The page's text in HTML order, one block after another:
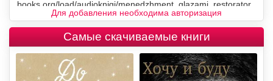
Для добавления необходима авторизация
Самые скачиваемые книги